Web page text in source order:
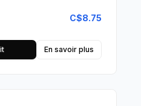
C$8.75
En savoir plus